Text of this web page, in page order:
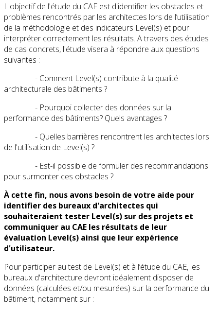
L'objectif de l'étude du CAE est d'identifier les obstacles et
problèmes rencontrés par les architectes lors de l’utilisation
de la méthodologie et des indicateurs Level(s) et pour
interpréter correctement les résultats. A travers des études
de cas concrets, l'étude visera à répondre aux questions
suivantes :
- Comment Level(s) contribute à la qualité
architecturale des bâtiments ?
- Pourquoi collecter des données sur la
performance des bâtiments? Quels avantages ?
- Quelles barrières rencontrent les architectes lors
de l'utilisation de Level(s) ?
- Est-il possible de formuler des recommandations
pour surmonter ces obstacles ?
À cette fin, nous avons besoin de votre aide pour
identifier des bureaux d'architectes qui
souhaiteraient tester Level(s) sur des projets et
communiquer au CAE les résultats de leur
évaluation Level(s) ainsi que leur expérience
d'utilisateur.
Pour participer au test de Level(s) et à l’étude du CAE, les
bureaux d'architecture devront idéalement disposer de
données (calculées et/ou mesurées) sur la performance du
bâtiment, notamment sur :